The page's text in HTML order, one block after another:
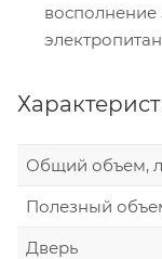
восполнение
Общий объем, л
Полезный
Дверь